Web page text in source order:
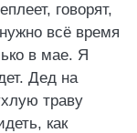
говорят,
всё время
в мае. Я
Дед на
траву
как